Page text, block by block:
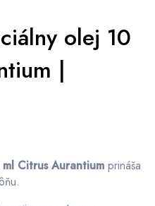
olej 10
|
Citrus Aurantium prináša